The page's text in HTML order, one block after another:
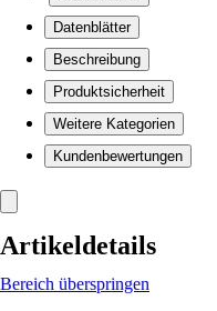
Datenblätter
Beschreibung
Produktsicherheit
Weitere Kategorien
Kundenbewertungen
Artikeldetails
Bereich überspringen